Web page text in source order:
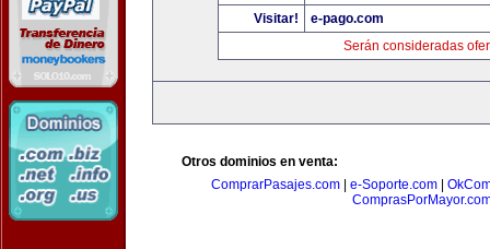
Visitar!
e-pago.com
Serán consideradas
Otros dominios en venta:
ComprarPasajes.com
e-Soporte.com